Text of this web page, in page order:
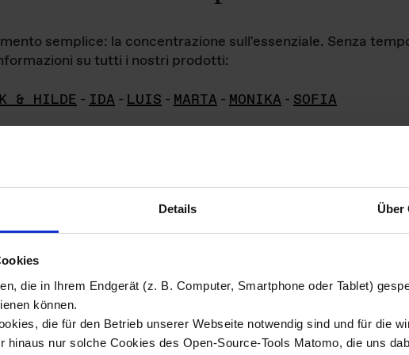
Details Über
die in Ihrem Endgerät (z. B. Computer, Smartphone oder Tablet)
können.
die für den Betrieb unserer Webseite notwendig sind und für die
hinaus nur solche Cookies des Open-Source-Tools Matomo, die uns
semplice: la concentrazione sull'essenziale. Senza
su tutti i nostri prodotti:
& HILDE - IDA - LUIS - MARTA - MONIKA - SOFIA
di
materiale fotografico sono detenuti daDas ganze Leben